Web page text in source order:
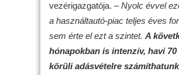
vezérigazgatója. –Nyolc évvel
a használtautó-piac teljes éves
sem érte el ezt a szintet. A
hónapokban is intenzív, havi 70
körüli adásvételre számíthatunk